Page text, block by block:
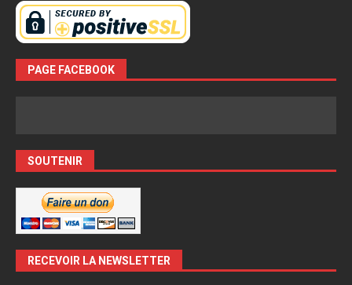
PAGE FACEBOOK
SOUTENIR
RECEVOIR LA NEWSLETTER